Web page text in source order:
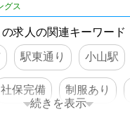
グス
の求人の関連キーワード
駅東通り 小山駅
社保完備 制服あり
続きを表示